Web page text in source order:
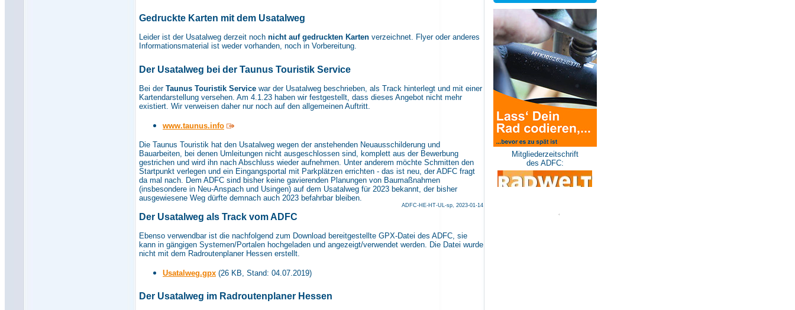
Gedruckte Karten mit dem Usatalweg
Leider ist der Usatalweg derzeit noch nicht auf gedruckten Karten verzeichnet. Flyer oder anderes
Informationsmaterial ist weder vorhanden, noch in Vorbereitung.
Der Usatalweg bei der Taunus Touristik Service
Bei der Taunus Touristik Service war der Usatalweg beschrieben, als Track hinterlegt und mit einer
Kartendarstellung versehen. Am 4.1.23 haben wir festgestellt, dass dieses Angebot nicht mehr
existiert. Wir verweisen daher nur noch auf den allgemeinen Auftritt.
www.taunus.info
Die Taunus Touristik hat den Usatalweg wegen der anstehenden Neuausschilderung und
Bauarbeiten, bei denen Umleitungen nicht ausgeschlossen sind, komplett aus der Bewerbung
gestrichen und wird ihn nach Abschluss wieder aufnehmen. Unter anderem möchte Schmitten den
Startpunkt verlegen und ein Eingangsportal mit Parkplätzen errichten - das ist neu, der ADFC fragt
da mal nach. Dem ADFC sind bisher keine gavierenden Planungen von Baumaßnahmen
(insbesondere in Neu-Anspach und Usingen) auf dem Usatalweg für 2023 bekannt, der bisher
ausgewiesene Weg dürfte demnach auch 2023 befahrbar bleiben.
ADFC-HE-HT-UL-sp, 2023-01-14
Der Usatalweg als Track vom ADFC
Ebenso verwendbar ist die nachfolgend zum Download bereitgestellte GPX-Datei des ADFC, sie
kann in gängigen Systemen/Portalen hochgeladen und angezeigt/verwendet werden. Die Datei wurde
nicht mit dem Radroutenplaner Hessen erstellt.
Usatalweg.gpx (26 KB, Stand: 04.07.2019)
Der Usatalweg im Radroutenplaner Hessen
Mitgliederzeitschrift
des ADFC: